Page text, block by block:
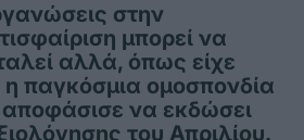
στην
μπορεί να
αλλά, όπως είχε
η παγκόσμια ομοσπονδία
να εκδώσει
του Απριλίου.